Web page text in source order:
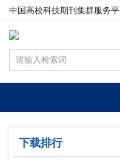
中国高校科技期刊集群服务
下载排行